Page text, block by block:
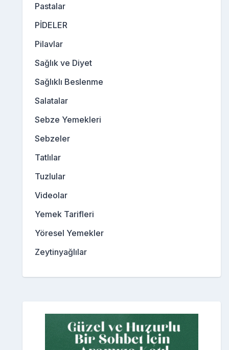
Pastalar
PİDELER
Pilavlar
Sağlık ve Diyet
Sağlıklı Beslenme
Salatalar
Sebze Yemekleri
Sebzeler
Tatlılar
Tuzlular
Videolar
Yemek Tarifleri
Yöresel Yemekler
Zeytinyağlılar